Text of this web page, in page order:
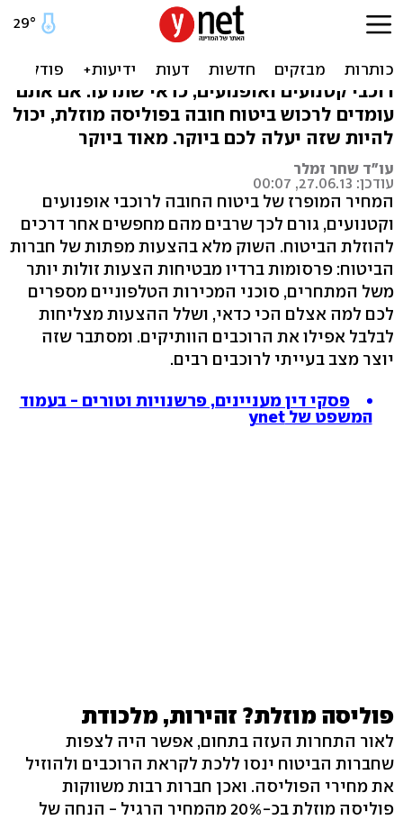
רוכבים היזהרו: מלכודת הדבש
של חברות הביטוח
רוכבי קטנועים ואופנועים, כדאי שתדעו: אם אתם
עומדים לרכוש ביטוח חובה בפוליסה מוזלת, יכול
להיות שזה יעלה לכם ביוקר. מאוד ביוקר
עו"ד שחר זמלר
עודכן: 27.06.13, 00:07
המחיר המופרז של ביטוח החובה לרוכבי אופנועים
וקטנועים, גורם לכך שרבים מהם מחפשים אחר דרכים
להוזלת הביטוח. השוק מלא בהצעות מפתות של חברות
הביטוח: פרסומות ברדיו מבטיחות הצעות זולות יותר
משל המתחרים, סוכני המכירות הטלפוניים מספרים
לכם למה אצלם הכי כדאי, ושלל ההצעות מצליחות
לבלבל אפילו את הרוכבים הוותיקים. ומסתבר שזה
יוצר מצב בעייתי לרוכבים רבים.
פסקי דין מעניינים, פרשנויות וטורים - בעמוד
המשפט של ynet
פוליסה מוזלת? זהירות, מלכודת
לאור התחרות העזה בתחום, אפשר היה לצפות
שחברות הביטוח ינסו ללכת לקראת הרוכבים ולהוזיל
את מחירי הפוליסה. ואכן חברות רבות משווקות
פוליסה מוזלת בכ-20% מהמחיר הרגיל - הנחה של